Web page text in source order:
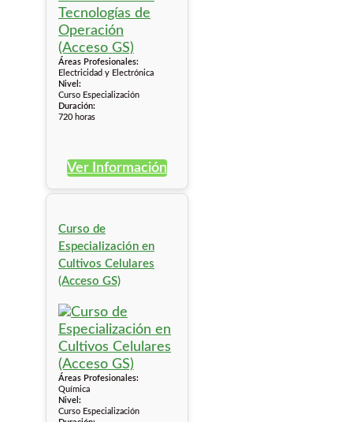
Áreas Profesionales:
Electricidad y Electrónica
Nivel:
Curso Especialización
Duración:
720 horas
Ver Información
Curso de
Especialización en
Cultivos Celulares
(Acceso GS)
Áreas Profesionales:
Química
Nivel:
Curso Especialización